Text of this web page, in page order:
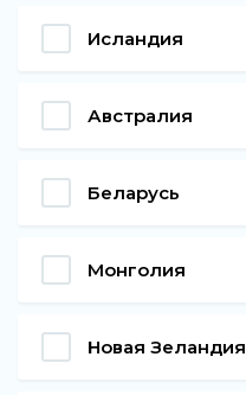
Исландия
Австралия
Беларусь
Монголия
Новая Зеландия